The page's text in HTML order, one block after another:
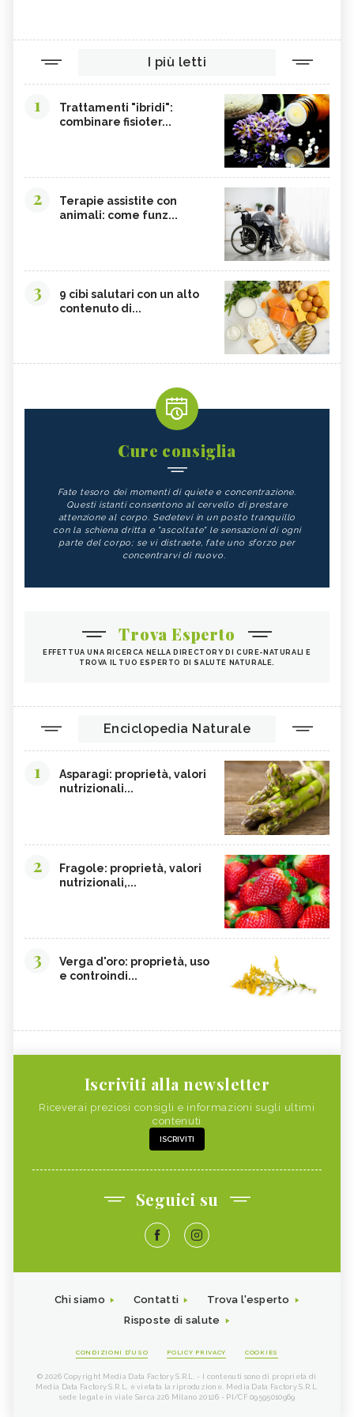
I più letti
1
Trattamenti "ibridi":
combinare fisioter...
2
Terapie assistite con
animali: come funz...
3
9 cibi salutari con un alto
contenuto di...
Cure consiglia
Fate tesoro dei momenti di quiete e concentrazione.
Questi istanti consentono al cervello di prestare
attenzione al corpo. Sedetevi in un posto tranquillo
con la schiena dritta e "ascoltate" le sensazioni di ogni
parte del corpo; se vi distraete, fate uno sforzo per
concentrarvi di nuovo.
Trova Esperto
EFFETTUA UNA RICERCA NELLA DIRECTORY DI CURE-NATURALI E
TROVA IL TUO ESPERTO DI SALUTE NATURALE.
Enciclopedia Naturale
1
Asparagi: proprietà, valori
nutrizionali...
2
Fragole: proprietà, valori
nutrizionali,...
3
Verga d'oro: proprietà, uso
e controindi...
Iscriviti alla newsletter
Riceverai preziosi consigli e informazioni sugli ultimi
contenuti
ISCRIVITI
Seguici su
Chi siamo Contatti
Trova l'esperto
Risposte di salute
CONDIZIONI D'USO POLICY PRIVACY COOKIES
© 2026 Copyright Media Data Factory S.R.L. - I contenuti sono di proprietà di
Media Data Factory S.R.L, è vietata la riproduzione. Media Data Factory S.R.L.
sede legale in viale Sarca 226 Milano 20126 - PI/CF 09595010969